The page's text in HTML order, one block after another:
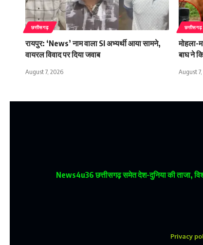
छत्तीसगढ़
रायपुर: ‘News’ नाम वाला SI अभ्यर्थी आया सामने,
वायरल विवाद पर दिया जवाब
August 7, 2026
छत्तीसगढ़
मोहला-
बाघ ने
August
News4u36छत्तीसगढ़ समेत देश-दुनिया की ताजा,
Privacy